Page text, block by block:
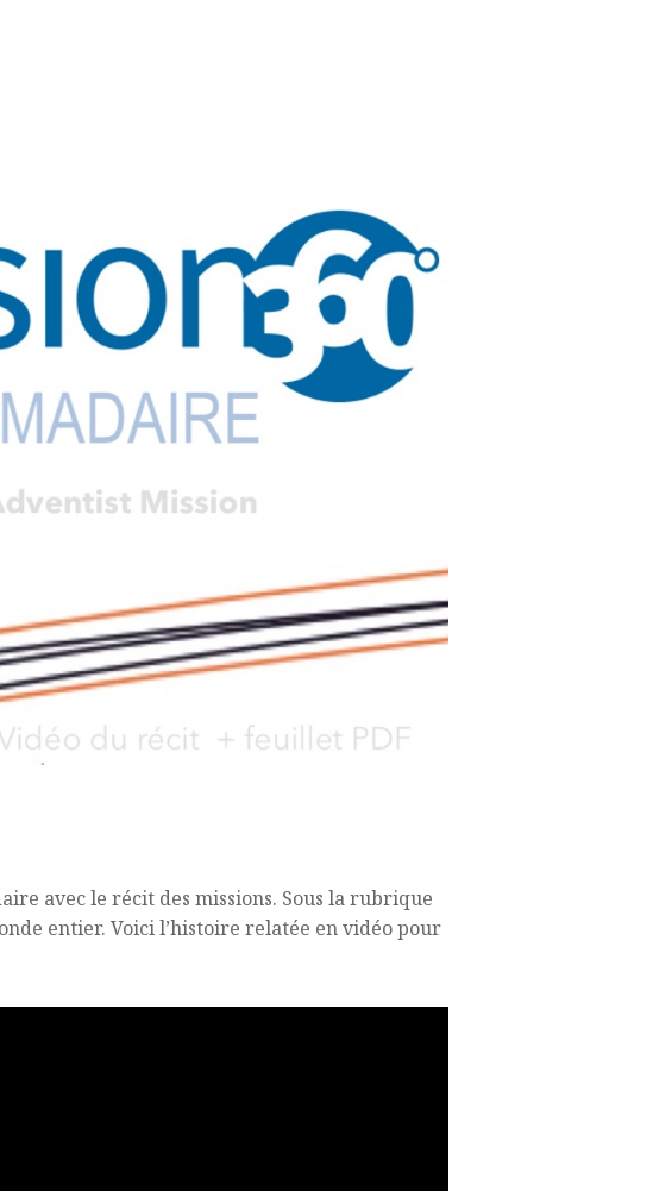
avec le récit des missions. Sous la rubrique
entier. Voici l’histoire relatée en vidéo pour